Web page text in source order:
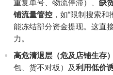
重复单号、物流停滞）、 缺
铺流量管控 ，如“限制搜索
能冻结部分资金提现。这直
力。
高危清退层（危及店铺生存）
包、货不对板）及利用低价